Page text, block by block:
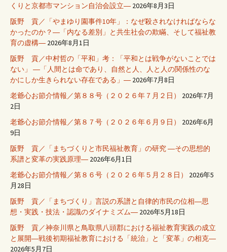
くりと京都市マンション自治会設立― 2026年8月3日
阪野 貢／「やまゆり園事件10年」：なぜ殺されなければならな
かったのか？―「内なる差別」と共生社会の欺瞞、そして福祉教
育の虚構― 2026年8月1日
阪野 貢／中村哲の「平和」考：「平和とは戦争がないことでは
ない」 ―「人間とは命であり、自然と人、人と人の関係性のな
かにしか生きられない存在である」― 2026年7月8日
老爺心お節介情報／第８８号（２０２６年７月２日）
2026年7月
2日
老爺心お節介情報／第８７号（２０２６年６月９日）
2026年6月
9日
阪野 貢／「まちづくりと市民福祉教育」の研究 ―その思想的
系譜と変革の実践原理― 2026年6月1日
老爺心お節介情報／第８６号（２０２６年５月２８日）
2026年5
月28日
阪野 貢／「まちづくり」言説の系譜と自律的市民の位相―思
想・実践・技法・認識のダイナミズム― 2026年5月18日
阪野 貢／神奈川県と鳥取県八頭郡における福祉教育実践の成立
と展開―戦後初期福祉教育における「統治」と「変革」の相克―
2026年5月7日